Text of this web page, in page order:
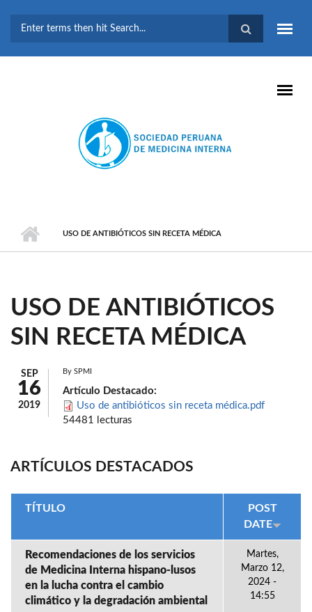
BÚSQUEDA
USO DE ANTIBIÓTICOS SIN RECETA MÉDICA
USO DE ANTIBIÓTICOS
SIN RECETA MÉDICA
SEP
16
2019
By SPMI
Artículo Destacado:
Uso de antibióticos sin receta médica.pdf
54481 lecturas
ARTÍCULOS DESTACADOS
TÍTULO
POST
DATE
Recomendaciones de los servicios
de Medicina Interna hispano-lusos
en la lucha contra el cambio
climático y la degradación ambiental
Martes,
Marzo 12,
2024 -
14:55